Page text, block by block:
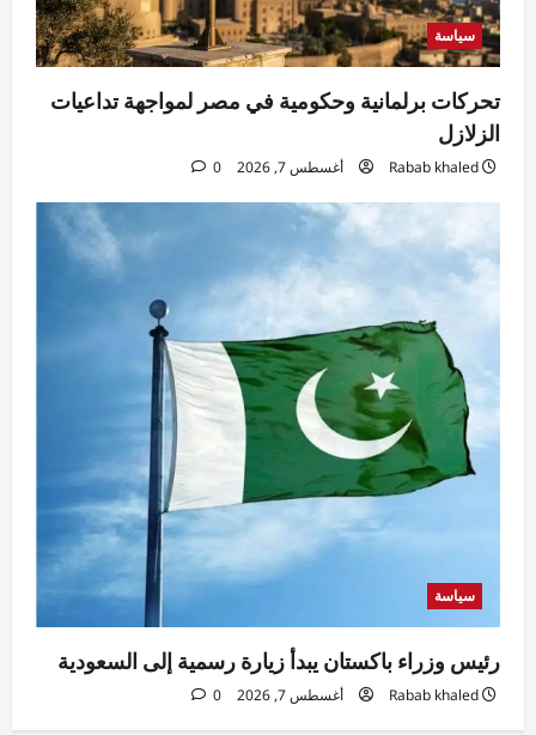
سياسة
تحركات برلمانية وحكومية في مصر لمواجهة تداعيات
الزلازل
Rabab khaled أغسطس 7, 2026 0
سياسة
رئيس وزراء باكستان يبدأ زيارة رسمية إلى السعودية
Rabab khaled أغسطس 7, 2026 0